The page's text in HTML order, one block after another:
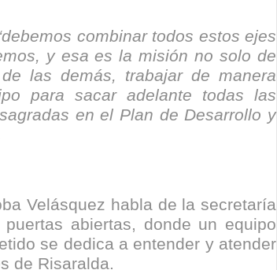
combinar todos estos ejes
y esa es la misión no solo de
las demás, trabajar de manera
para sacar adelante todas las
en el Plan de Desarrollo y
Velásquez habla de la secretaría
abiertas, donde un equipo
se dedica a entender y atender
de Risaralda.